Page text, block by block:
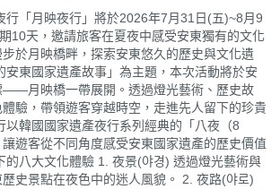
行「月映夜行」將於2026年7月31日(五)~8月9
10天，邀請旅客在夏夜中感受安東獨有的文化
於月映橋畔，探索安東悠久的歷史與文化遺
安東國家遺產故事」為主題，本次活動將於安
——月映橋一帶展開。透過燈光藝術、歷史故
驗，帶領遊客穿越時空，走進先人留下的珍貴
以韓國國家遺產夜行系列經典的「八夜（8
遊客從不同角度感受安東國家遺產的歷史價值
的八大文化體驗 1. 夜景(야경) 透過燈光藝術與
史景點在夜色中的迷人風貌。 2. 夜路(야로)